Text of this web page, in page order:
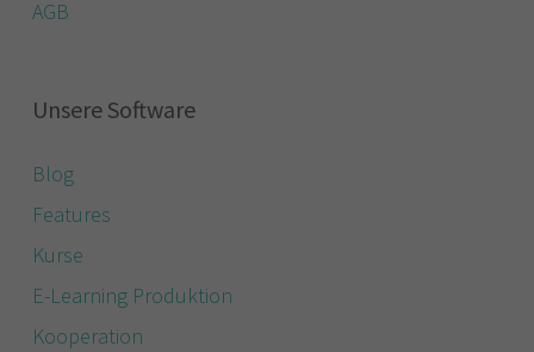
AGB
Unsere Software
Blog
Features
Kurse
E-Learning Produktion
Kooperation